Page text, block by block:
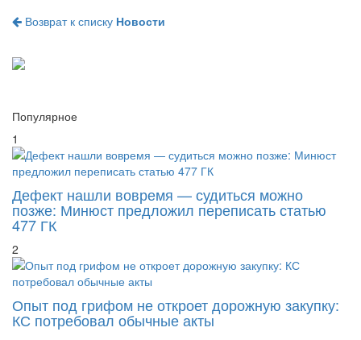
Возврат к списку Новости
Популярное
1
Дефект нашли вовремя — судиться можно
позже: Минюст предложил переписать статью
477 ГК
2
Опыт под грифом не откроет дорожную закупку:
КС потребовал обычные акты